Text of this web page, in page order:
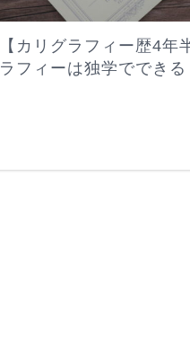
【カリグラフィー歴4年
ラフィーは独学ででき